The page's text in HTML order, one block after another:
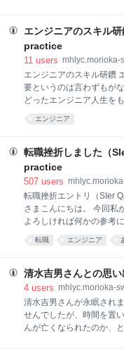
場の思いつきのテストケ
書作成」とかをやってい
できていなかったし、品
QAの時は、た
を感じたのでそれをまと
に意外とバグを作り込む
これでした。 処理条件に
が、「発送日付」を指定
比較をするはずが、"月"で
ム内でレビューもしてい
て「難しい実装でバグを
すぎる」という感じに思
んという勘違い
エンジニアのスキル
practice
11 users mhlyc.morioka-
エンジニアのスキル研鑽
要というのは言わずもが
どったエンジニア人生を
どで超専門的な話をして
は「すげえ！」「俺もあ
といって高い技術書を買
ないの？w」みたいな感
らこの時期はちょっと気
焦燥感は継続のエネルギ
ら、このいわば焦燥感に
んてダメなんだ→頑張ろう
エンジニア
転職挫折しました（
practice
507 users
転職挫折エントリ（SIer
さまこんにちは。 今回私
よろしければ何かの参考
せていただきます。 ※想
を拾って脚注を追加しま
当方スペック まずはじめ
す。 27歳 地方国立大の情
して5年目*2 うち７ヶ月
ったので言語はCOBOL
いる プライベートでの学
転職 エンジニア
清水吉男さんとの思
4 users mhlyc.morioka-
清水吉男さんが永眠され
せんでしたが、時間を置
んが亡くなられたのか、